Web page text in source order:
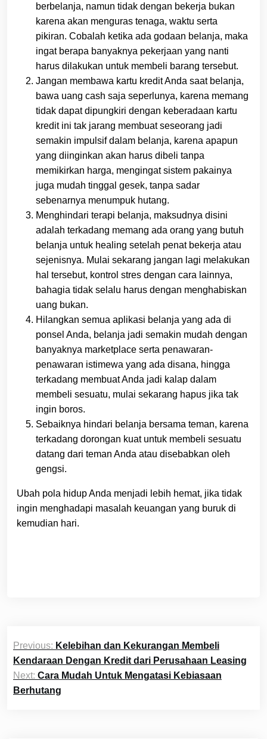
berbelanja, namun tidak dengan bekerja bukan
karena akan menguras tenaga, waktu serta
pikiran. Cobalah ketika ada godaan belanja, maka
ingat berapa banyaknya pekerjaan yang nanti
harus dilakukan untuk membeli barang tersebut.
Jangan membawa kartu kredit Anda saat belanja,
bawa uang cash saja seperlunya, karena memang
tidak dapat dipungkiri dengan keberadaan kartu
kredit ini tak jarang membuat seseorang jadi
semakin impulsif dalam belanja, karena apapun
yang diinginkan akan harus dibeli tanpa
memikirkan harga, mengingat sistem pakainya
juga mudah tinggal gesek, tanpa sadar
sebenarnya menumpuk hutang.
Menghindari terapi belanja, maksudnya disini
adalah terkadang memang ada orang yang butuh
belanja untuk healing setelah penat bekerja atau
sejenisnya. Mulai sekarang jangan lagi melakukan
hal tersebut, kontrol stres dengan cara lainnya,
bahagia tidak selalu harus dengan menghabiskan
uang bukan.
Hilangkan semua aplikasi belanja yang ada di
ponsel Anda, belanja jadi semakin mudah dengan
banyaknya marketplace serta penawaran-
penawaran istimewa yang ada disana, hingga
terkadang membuat Anda jadi kalap dalam
membeli sesuatu, mulai sekarang hapus jika tak
ingin boros.
Sebaiknya hindari belanja bersama teman, karena
terkadang dorongan kuat untuk membeli sesuatu
datang dari teman Anda atau disebabkan oleh
gengsi.
Ubah pola hidup Anda menjadi lebih hemat, jika tidak
ingin menghadapi masalah keuangan yang buruk di
kemudian hari.
Post
navigation
Previous: Kelebihan dan Kekurangan Membeli
Kendaraan Dengan Kredit dari Perusahaan Leasing
Next: Cara Mudah Untuk Mengatasi Kebiasaan
Berhutang